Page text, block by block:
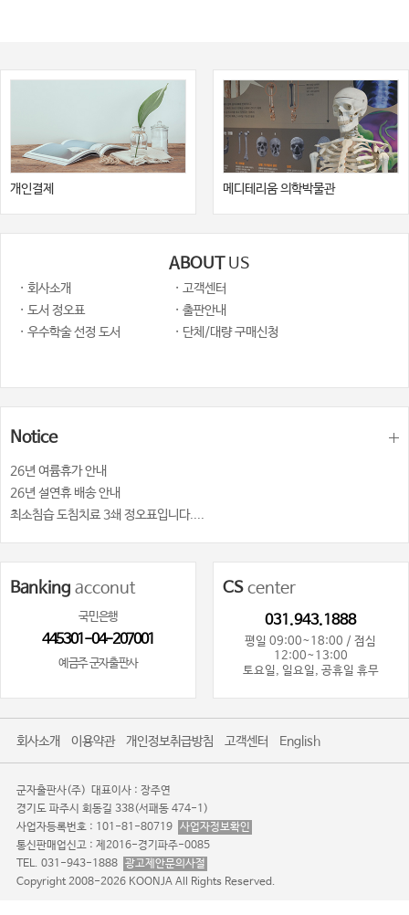
개인결제 메디테리움 의학박물관
ABOUT US
· 회사소개
· 고객센터
· 도서 정오표
· 출판안내
· 우수학술 선정 도서
· 단체/대량 구매신청
Notice
26년 여륨휴가 안내
26년 설연휴 배송 안내
최소침습 도침치료 3쇄 정오표입니다....
Banking acconut
국민은행
445301-04-207001
예금주 군자출판사
CScenter
031.943.1888
평일 09:00~18:00 / 점심
12:00~13:00
토요일, 일요일, 공휴일 휴무
회사소개 이용약관 개인정보취급방침 고객센터 English
군자출판사(주) 대표이사 : 장주연
경기도 파주시 회동길 338(서패동 474-1)
사업자등록번호 : 101-81-80719 사업자정보확인
통신판매업신고 : 제2016-경기파주-0085
TEL. 031-943-1888 광고제안문의사절
Copyright 2008-2026 KOONJA All Rights Reserved.